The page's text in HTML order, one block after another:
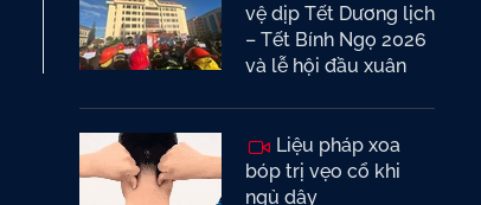
vệ dịp Tết Dương lịch
– Tết Bính Ngọ 2026
và lễ hội đầu xuân
Liệu pháp xoa
bóp trị vẹo cổ khi
ngủ dậy